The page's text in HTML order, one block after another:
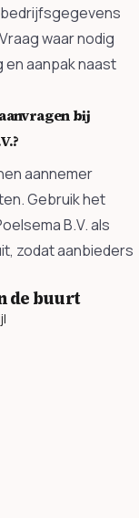
waar nodig
aanpak naast
bij
aannemer
Gebruik het
B.V. als
zodat aanbieders
de buurt